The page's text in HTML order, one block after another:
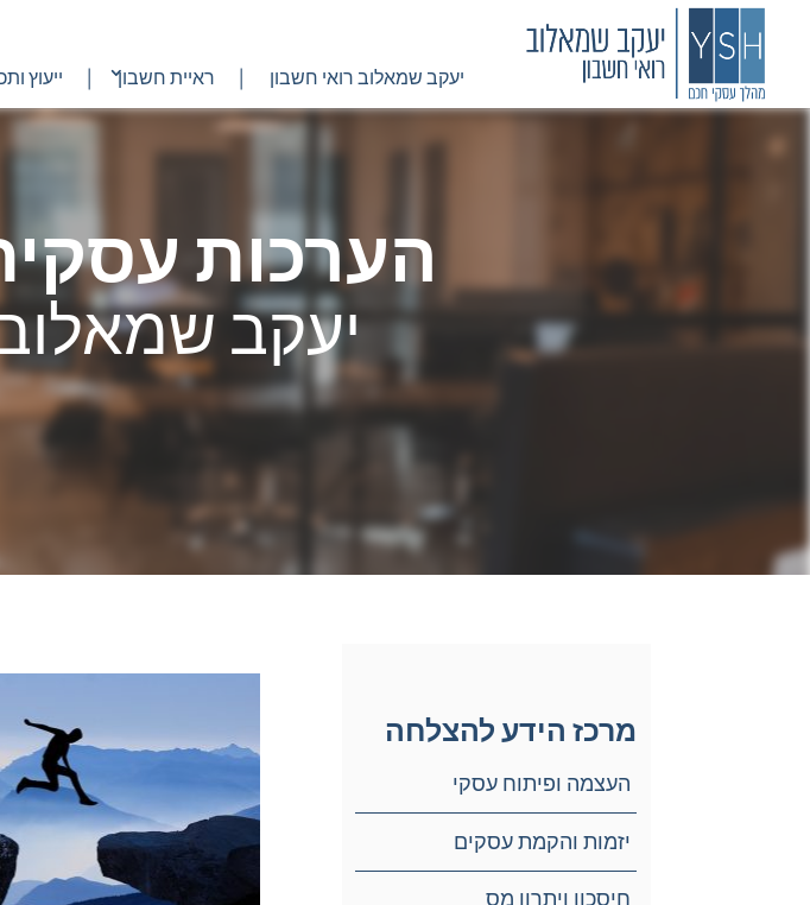
יעקב שמאלוב רואי חשבון ראיית חשבון ייעוץ
הערכות
יעקב
מרכז הידע להצלחה
העצמה ופיתוח עסקי
יזמות והקמת עסקים
חיסכון ויתרון מס